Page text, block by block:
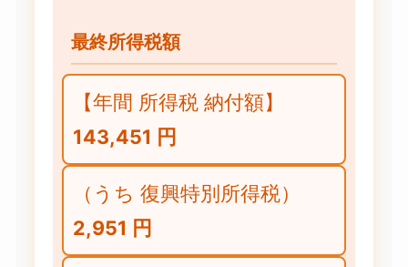
最終所得税額
【年間 所得税 納付額】
143,451 円
（うち 復興特別所得税）
2,951 円